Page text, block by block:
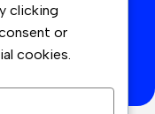
Politicas de
clicking
or
cookies.